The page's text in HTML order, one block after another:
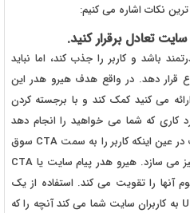
نکات اشاره می کنیم:
باشد و کاربر را جذب کند، اما نباید
قرار دهد. در واقع هدف هیرو هدر این
می کنید کمک کند و با برجسته کردن
کاری که شما می خواهید را انجام دهد
(CTA). یک هیرو خوب و با کیفیت در عین اینکه کاربر را به سمت CTA سوق
می دهد تم و لحن سایت شما را نیز می سازد. هیرو هدر پیام سایت یا CTA
آنها را تقویت می کند. استفاده از یک
عکس متعادل برای هیرو هدر و USP به کاربران سایت شما می کند آنچه را که